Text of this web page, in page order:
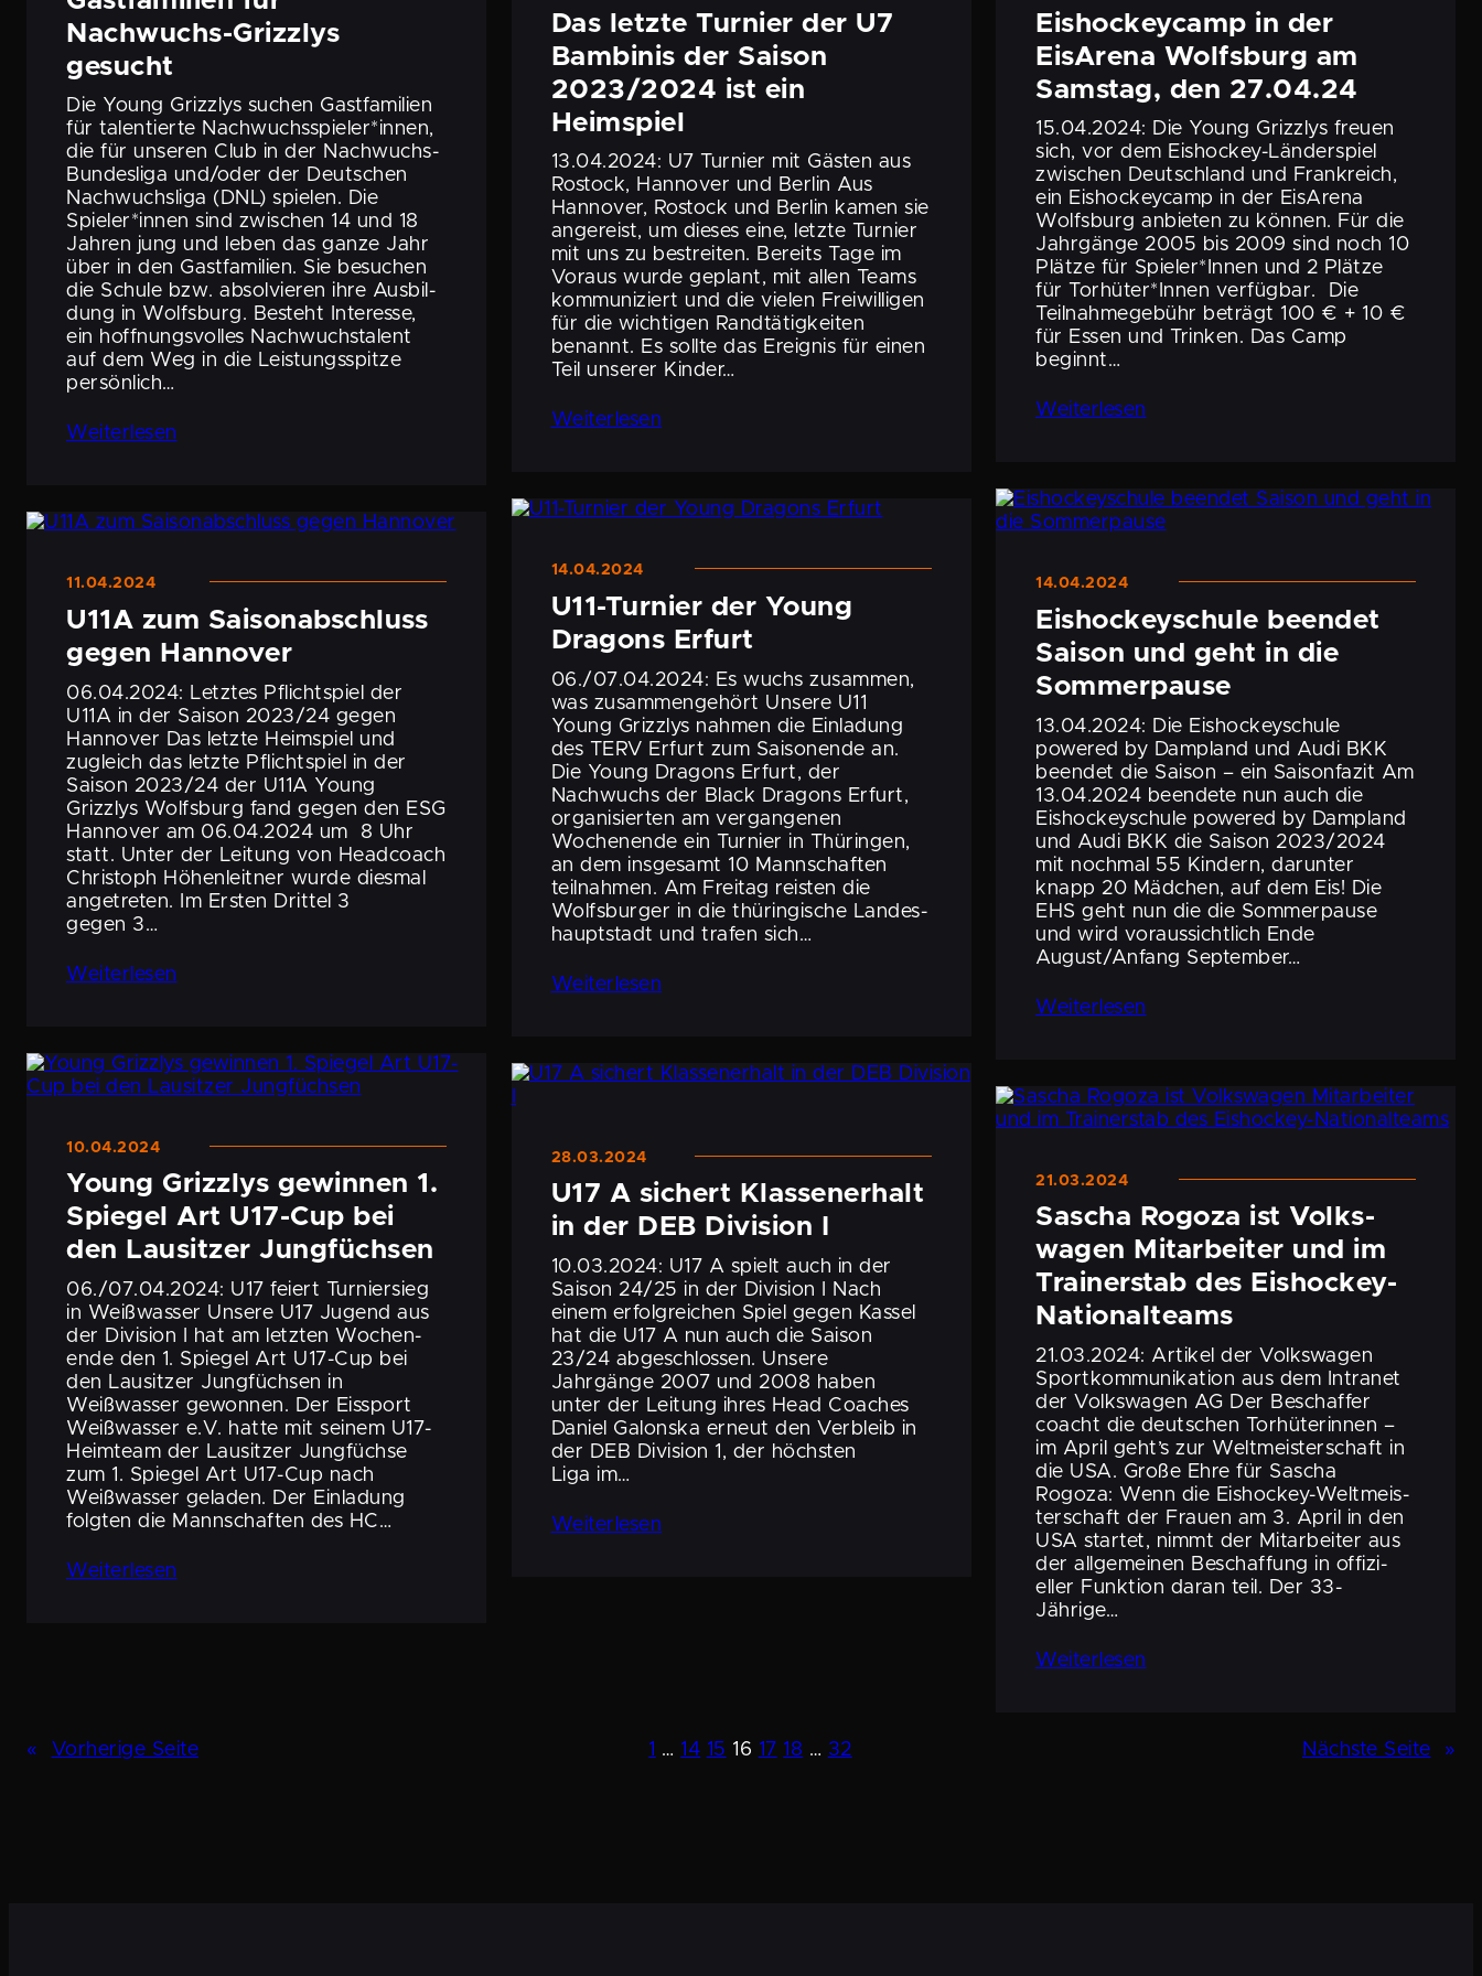
Nachwuchs-Grizzlys
gesucht
Die Young Grizzlys suchen Gastfa­mi­lien
für talen­tierte Nachwuchsspieler*innen,
die für unseren Club in der Nachwuchs-
Bundes­­liga und/oder der Deutschen
Nachwuchs­liga (DNL) spielen. Die
Spieler*innen sind zwischen 14 und 18
Jahren jung und leben das ganze Jahr
über in den Gastfa­mi­lien. Sie besuchen
die Schule bzw. absol­vieren ihre Ausbil­
dung in Wolfsburg. Besteht Interesse,
ein hoffnungs­volles Nachwuchs­ta­lent
auf dem Weg in die Leistungs­spitze
persönlich…
Weiter­lesen
Das letzte Turnier der U7
Bambinis der Saison
2023/2024 ist ein
Heimspiel
13.04.2024: U7 Turnier mit Gästen aus
Rostock, Hannover und Berlin Aus
Hannover, Rostock und Berlin kamen sie
angereist, um dieses eine, letzte Turnier
mit uns zu bestreiten. Bereits Tage im
Voraus wurde geplant, mit allen Teams
kommu­ni­ziert und die vielen Freiwil­ligen
für die wichtigen Randtä­tig­keiten
benannt. Es sollte das Ereignis für einen
Teil unserer Kinder…
Weiter­lesen
Eisho­ckey­camp in der
EisArena Wolfsburg am
Samstag, den 27.04.24
15.04.2024: Die Young Grizzlys freuen
sich, vor dem Eishockey-Länder­­spiel
zwischen Deutsch­land und Frank­reich,
ein Eisho­ckey­camp in der EisArena
Wolfsburg anbieten zu können. Für die
Jahrgänge 2005 bis 2009 sind noch 10
Plätze für Spieler*Innen und 2 Plätze
für Torhüter*Innen verfügbar. Die
Teilnah­me­ge­bühr beträgt 100 € + 10 €
für Essen und Trinken. Das Camp
beginnt…
Weiter­lesen
14.04.2024
Eisho­ckey­schule beendet
Saison und geht in die
Sommerpause
13.04.2024: Die Eisho­ckey­schule
powered by Dampland und Audi BKK
beendet die Saison – ein Saison­fazit Am
13.04.2024 beendete nun auch die
Eisho­ckey­schule powered by Dampland
und Audi BKK die Saison 2023/2024
mit nochmal 55 Kindern, darunter
knapp 20 Mädchen, auf dem Eis! Die
EHS geht nun die die Sommer­pause
und wird voraus­sicht­lich Ende
August/Anfang September…
Weiter­lesen
14.04.2024
U11-Turnier der Young
Dragons Erfurt
06./07.04.2024: Es wuchs zusammen,
was zusam­men­ge­hört Unsere U11
Young Grizzlys nahmen die Einladung
des TERV Erfurt zum Saison­ende an.
Die Young Dragons Erfurt, der
Nachwuchs der Black Dragons Erfurt,
organi­sierten am vergan­genen
Wochen­ende ein Turnier in Thüringen,
an dem insgesamt 10 Mannschaften
teilnahmen. Am Freitag reisten die
Wolfs­burger in die thürin­gi­sche Landes­
haupt­stadt und trafen sich…
Weiter­lesen
11.04.2024
U11A zum Saison­ab­schluss
gegen Hannover
06.04.2024: Letztes Pflicht­spiel der
U11A in der Saison 2023/24 gegen
Hannover Das letzte Heimspiel und
zugleich das letzte Pflicht­spiel in der
Saison 2023/24 der U11A Young
Grizzlys Wolfsburg fand gegen den ESG
Hannover am 06.04.2024 um 8 Uhr
statt. Unter der Leitung von Headcoach
Christoph Höhen­leitner wurde diesmal
angetreten. Im Ersten Drittel 3
gegen 3…
Weiter­lesen
10.04.2024
Young Grizzlys gewinnen 1.
Spiegel Art U17-Cup bei
den Lausitzer Jungfüchsen
06./07.04.2024: U17 feiert Turnier­sieg
in Weißwasser Unsere U17 Jugend aus
der Division I hat am letzten Wochen­
ende den 1. Spiegel Art U17-Cup bei
den Lausitzer Jungfüchsen in
Weißwasser gewonnen. Der Eissport
Weißwasser e.V. hatte mit seinem U17-
Heimteam der Lausitzer Jungfüchse
zum 1. Spiegel Art U17-Cup nach
Weißwasser geladen. Der Einladung
folgten die Mannschaften des HC…
Weiter­lesen
28.03.2024
U17 A sichert Klassen­er­halt
in der DEB Division I
10.03.2024: U17 A spielt auch in der
Saison 24/25 in der Division I Nach
einem erfolg­rei­chen Spiel gegen Kassel
hat die U17 A nun auch die Saison
23/24 abgeschlossen. Unsere
Jahrgänge 2007 und 2008 haben
unter der Leitung ihres Head Coaches
Daniel Galonska erneut den Verbleib in
der DEB Division 1, der höchsten
Liga im…
Weiter­lesen
21.03.2024
Sascha Rogoza ist Volks­
wagen Mitar­beiter und im
Trainer­stab des Eishockey-
Nationalteams
21.03.2024: Artikel der Volks­wagen
Sport­kom­mu­ni­ka­tion aus dem Intranet
der Volks­wagen AG Der Beschaffer
coacht die deutschen Torhü­te­rinnen –
im April geht’s zur Weltmeis­ter­schaft in
die USA. Große Ehre für Sascha
Rogoza: Wenn die Eishockey-Weltmeis­­
ter­­schaft der Frauen am 3. April in den
USA startet, nimmt der Mitar­beiter aus
der allge­meinen Beschaf­fung in offizi­
eller Funktion daran teil. Der 33-
Jährige…
Weiter­lesen
« Vorherige Seite 1 … 14 15 16 17 18 … 32 Nächste Seite »